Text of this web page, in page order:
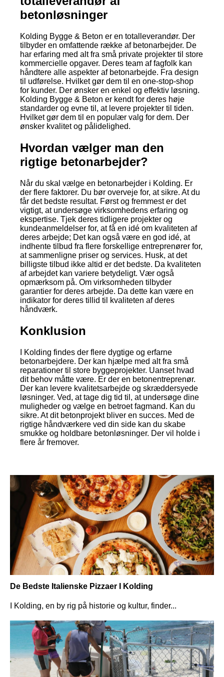
betonløsninger
Kolding Bygge & Beton er en totalleverandør. Der
tilbyder en omfattende række af betonarbejder. De
har erfaring med alt fra små private projekter til store
kommercielle opgaver. Deres team af fagfolk kan
håndtere alle aspekter af betonarbejde. Fra design
til udførelse. Hvilket gør dem til en one-stop-shop
for kunder. Der ønsker en enkel og effektiv løsning.
Kolding Bygge & Beton er kendt for deres høje
standarder og evne til, at levere projekter til tiden.
Hvilket gør dem til en populær valg for dem. Der
ønsker kvalitet og pålidelighed.
Hvordan vælger man den
rigtige betonarbejder?
Når du skal vælge en betonarbejder i Kolding. Er
der flere faktorer. Du bør overveje for, at sikre. At du
får det bedste resultat. Først og fremmest er det
vigtigt, at undersøge virksomhedens erfaring og
ekspertise. Tjek deres tidligere projekter og
kundeanmeldelser for, at få en idé om kvaliteten af
deres arbejde; Det kan også være en god idé, at
indhente tilbud fra flere forskellige entreprenører for,
at sammenligne priser og services. Husk, at det
billigste tilbud ikke altid er det bedste. Da kvaliteten
af arbejdet kan variere betydeligt. Vær også
opmærksom på. Om virksomheden tilbyder
garantier for deres arbejde. Da dette kan være en
indikator for deres tillid til kvaliteten af deres
håndværk.
Konklusion
I Kolding findes der flere dygtige og erfarne
betonarbejdere. Der kan hjælpe med alt fra små
reparationer til store byggeprojekter. Uanset hvad
dit behov måtte være. Er der en betonentreprenør.
Der kan levere kvalitetsarbejde og skræddersyede
løsninger. Ved, at tage dig tid til, at undersøge dine
muligheder og vælge en betroet fagmand. Kan du
sikre. At dit betonprojekt bliver en succes. Med de
rigtige håndværkere ved din side kan du skabe
smukke og holdbare betonløsninger. Der vil holde i
flere år fremover.
De Bedste Italienske Pizzaer I Kolding
I Kolding, en by rig på historie og kultur, finder...